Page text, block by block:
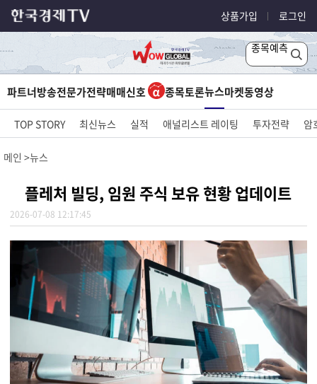
상품가입 로그인
종목예측
파트너방송전문가전략매매신호 종목토론뉴스마켓동영상
TOP STORY 최신뉴스 실적 애널리스트 레이팅 투자전략 암
메인 뉴스
플레처 빌딩, 임원 주식 보유 현황 업데이트
2026-07-08 12:17:45